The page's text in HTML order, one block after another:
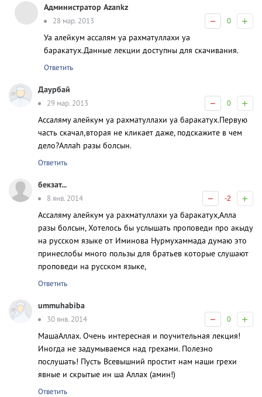
Администратор Azankz
28 мар. 2013 0
Уа алейкум ассалям уа рахматуллахи уа
баракатух.Данные лекции доступны для скачивания.
Ответить
Даурбай
29 мар. 2013 0
Ассаляму алейкум уа рахматуллахи уа баракатух.Первую
часть скачал,вторая не кликает даже, подскажите в чем
дело?Аллаh разы болсын.
Ответить
бекзат...
8 янв. 2014 -2
Ассаляму алейкум уа рахматуллахи уа баракатух,Алла
разы болсын, Хотелось бы услышать проповеди про акыду
на русском языке от Иминова Нурмухаммада думаю это
принеслобы много пользы для братьев которые слушают
проповеди на русском языке,
Ответить
ummuhabiba
30 янв. 2014 0
МашаАллах. Очень интересная и поучительная лекция!
Иногда не задумываемся над грехами. Полезно
послушать! Пусть Всевышний простит нам наши грехи
явные и скрытые ин ша Аллах (амин!)
Ответить